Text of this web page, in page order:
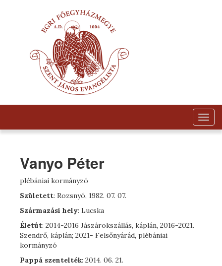
Vanyo Péter
plébániai kormányzó
Született: Rozsnyó, 1982. 07. 07.
Származási hely: Lucska
Életút: 2014-2016 Jászárokszállás, káplán, 2016-2021.
Szendrő, káplán; 2021- Felsőnyárád, plébániai
kormányzó
Pappá szentelték: 2014. 06. 21.